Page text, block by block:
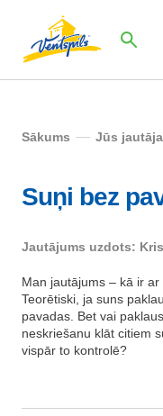
Sākums Jūs
Suņi bez
Jautājums uzdots:
Man jautājums – kā ir
Teorētiski, ja suns
pavadas. Bet vai
neskriešanu klāt citiem
vispār to kontrolē?